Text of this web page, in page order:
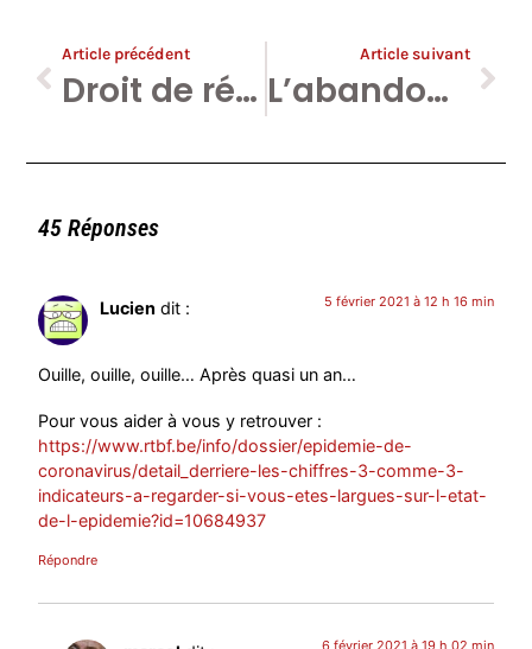
Article précédent
Droit de réponse de Florence Hainaut à l’article « Le pouvoir du victimisme 3 bis : appel au crowdfunding de votre serviteur cité en correctionnelle pour refus de publier des droits de réponse qui… aggravent les soupçons sur Myriam Leroy. »
Article suivant
L’abandon des apprentis. Les étudiants sans voix.
45 Réponses
Lucien dit : 5 février 2021 à 12 h 16 min
Ouille, ouille, ouille… Après quasi un an…
Pour vous aider à vous y retrouver :
https://www.rtbf.be/info/dossier/epidemie-de-
coronavirus/detail_derriere-les-chiffres-3-comme-3-
indicateurs-a-regarder-si-vous-etes-largues-sur-l-etat-
de-l-epidemie?id=10684937
Répondre
6 février 2021 à 19 h 02 min